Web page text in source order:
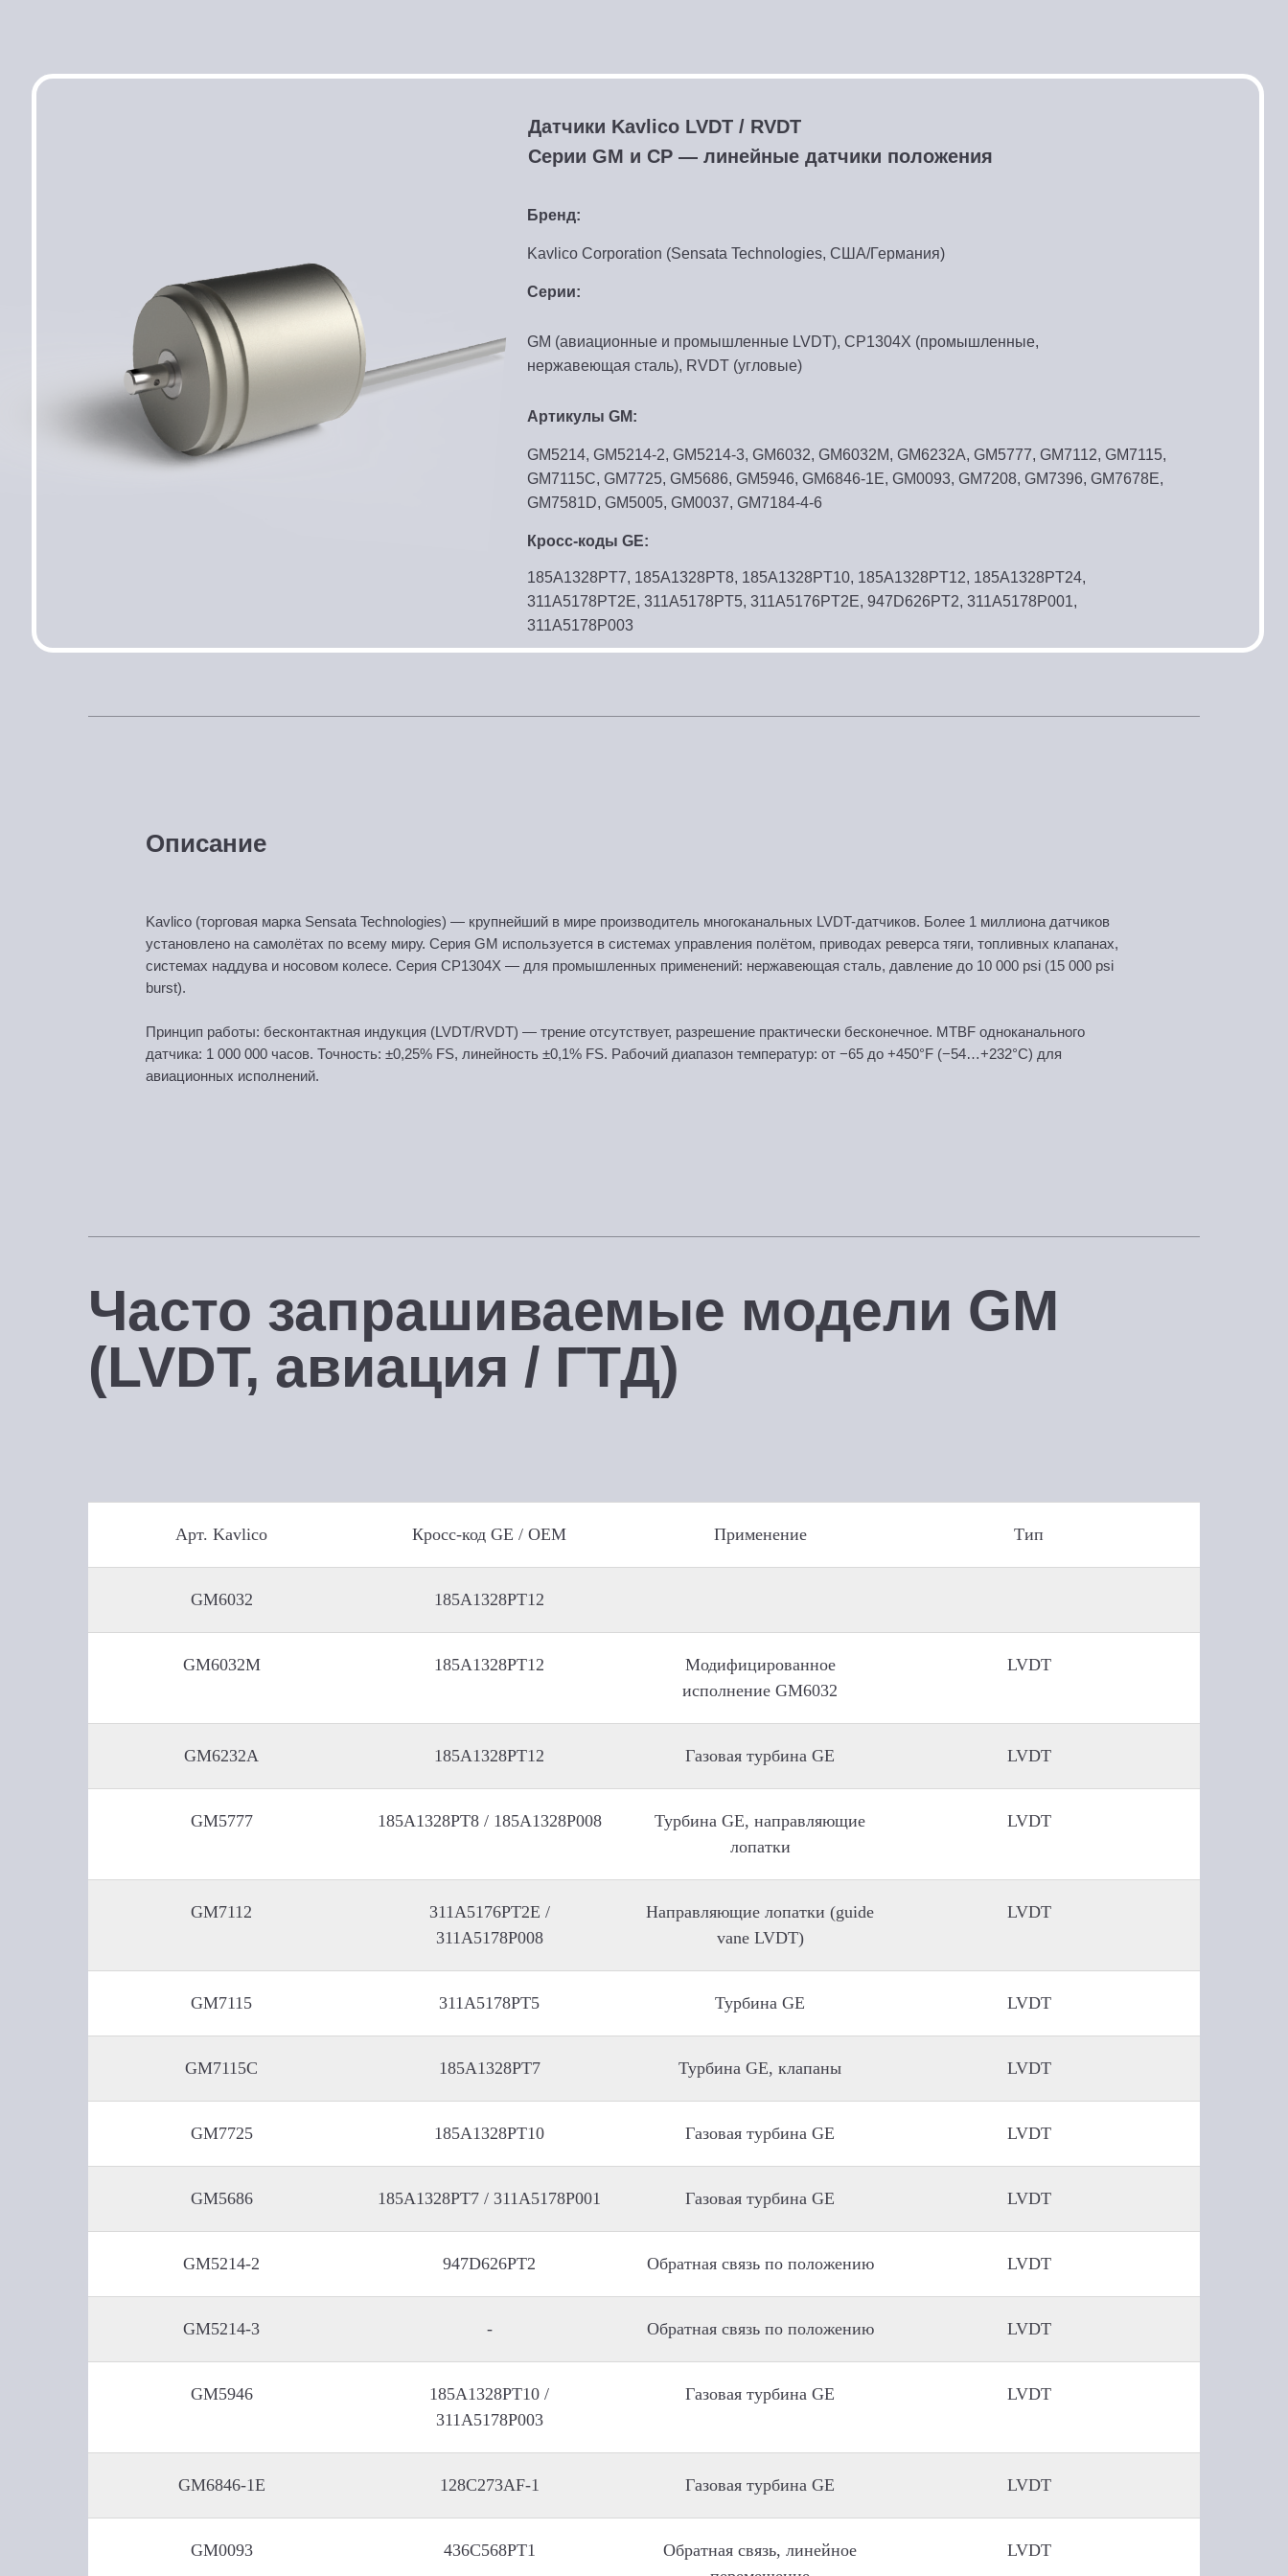
Датчики Kavlico LVDT / RVDT
Серии GM и CP — линейные датчики положения
Бренд:
Kavlico Corporation (Sensata Technologies, США/Германия)
Серии:
Артикулы GM:
Кросс-коды GE:
GM (авиационные и промышленные LVDT), CP1304X (промышленные,
нержавеющая сталь), RVDT (угловые)
GM5214, GM5214-2, GM5214-3, GM6032, GM6032M, GM6232A, GM5777, GM7112, GM7115,
GM7115C, GM7725, GM5686, GM5946, GM6846-1E, GM0093, GM7208, GM7396, GM7678E,
GM7581D, GM5005, GM0037, GM7184-4-6
185A1328PT7, 185A1328PT8, 185A1328PT10, 185A1328PT12, 185A1328PT24,
311A5178PT2E, 311A5178PT5, 311A5176PT2E, 947D626PT2, 311A5178P001,
311A5178P003
Kavlico (торговая марка Sensata Technologies) — крупнейший в мире производитель многоканальных LVDT-датчиков. Более 1 миллиона датчиков
установлено на самолётах по всему миру. Серия GM используется в системах управления полётом, приводах реверса тяги, топливных клапанах,
системах наддува и носовом колесе. Серия CP1304X — для промышленных применений: нержавеющая сталь, давление до 10 000 psi (15 000 psi
burst).
Принцип работы: бесконтактная индукция (LVDT/RVDT) — трение отсутствует, разрешение практически бесконечное. MTBF одноканального
датчика: 1 000 000 часов. Точность: ±0,25% FS, линейность ±0,1% FS. Рабочий диапазон температур: от −65 до +450°F (−54…+232°C) для
авиационных исполнений.
Описание
Часто запрашиваемые модели GM
(LVDT, авиация / ГТД)
Арт. Kavlico Кросс-код GE / OEM Применение Тип
GM6032 185A1328PT12
GM6032M 185A1328PT12
Модифицированное
исполнение GM6032
LVDT
GM6232A 185A1328PT12 Газовая турбина GE LVDT
GM5777 185A1328PT8 / 185A1328P008
Турбина GE, направляющие
лопатки
LVDT
GM7112
311A5176PT2E /
311A5178P008
Направляющие лопатки (guide
vane LVDT)
LVDT
GM7115 311A5178PT5 Турбина GE LVDT
GM7115C 185A1328PT7 Турбина GE, клапаны LVDT
GM7725 185A1328PT10 Газовая турбина GE LVDT
GM5686 185A1328PT7 / 311A5178P001 Газовая турбина GE LVDT
GM5214-2 947D626PT2 Обратная связь по положению LVDT
GM5214-3 - Обратная связь по положению LVDT
GM5946
185A1328PT10 /
311A5178P003
Газовая турбина GE LVDT
GM6846-1E 128C273AF-1 Газовая турбина GE LVDT
GM0093 436C568PT1
Обратная связь, линейное
LVDT